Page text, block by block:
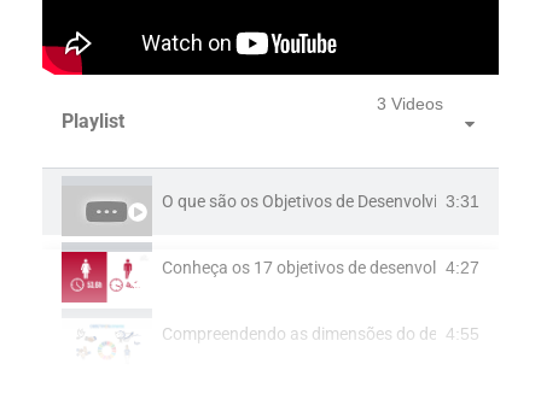
Playlist
3 Videos
O que são os Objetivos de Desenvolvimento
3:31
Conheça os 17 objetivos de desenvolvimento
4:27
Compreendendo as dimensões do 4:55